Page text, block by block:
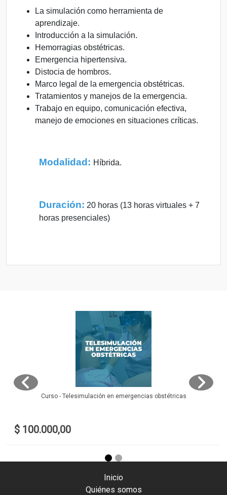
La simulación como herramienta de
aprendizaje.
Introducción a la simulación.
Hemorragias obstétricas.
Emergencia hipertensiva.
Distocia de hombros.
Marco legal de la emergencia obstétricas.
Tratamientos y manejos de la emergencia.
Trabajo en equipo, comunicación efectiva,
manejo de emociones en situaciones críticas.
Modalidad: Híbrida.
Duración: 20 horas (13 horas virtuales + 7
horas presenciales)
Curso - Telesimulación en emergencias obstétricas
$ 100.000,00
Inicio
Quiénes somos